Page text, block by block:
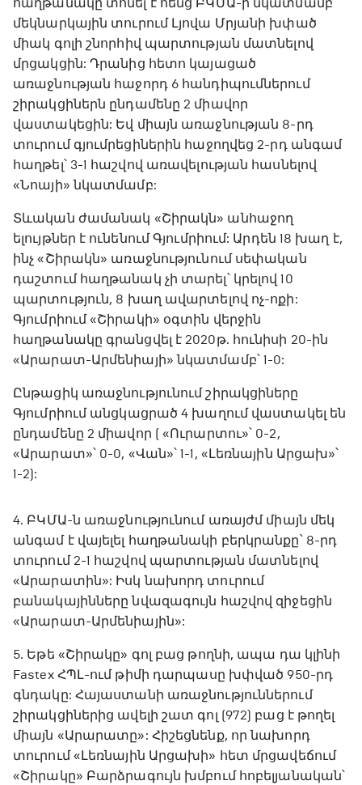
հաղթանակը տոնել է հենց ԲԿՄԱ-ի նկատմամբ՝
մեկնարկային տուրում Լյովա Մրյանի խփած
միակ գոլի շնորհիվ պարտության մատնելով
մրցակցին: Դրանից հետո կայացած
առաջնության հաջորդ 6 հանդիպումներում
շիրակցիներն ընդամենը 2 միավոր
վաստակեցին: Եվ միայն առաջնության 8-րդ
տուրում գյումրեցիներին հաջողվեց 2-րդ անգամ
հաղթել՝ 3-1 հաշվով առավելության հասնելով
«Նոայի» նկատմամբ:
Տևական ժամանակ «Շիրակն» անհաջող
ելույթներ է ունենում Գյումրիում: Արդեն 18 խաղ է,
ինչ «Շիրակն» առաջնությունում սեփական
դաշտում հաղթանակ չի տարել՝ կրելով 10
պարտություն, 8 խաղ ավարտելով ոչ-ոքի:
Գյումրիում «Շիրակի» օգտին վերջին
հաղթանակը գրանցվել է 2020թ. հունիսի 20-ին
«Արարատ-Արմենիայի» նկատմամբ՝ 1-0:
Ընթացիկ առաջնությունում շիրակցիները
Գյումրիում անցկացրած 4 խաղում վաստակել են
ընդամենը 2 միավոր ( «Ուրարտու»՝ 0-2,
«Արարատ»՝ 0-0, «Վան»՝ 1-1, «Լեռնային Արցախ»՝
1-2):
4. ԲԿՄԱ-ն առաջնությունում առայժմ միայն մեկ
անգամ է վայելել հաղթանակի բերկրանքը՝ 8-րդ
տուրում 2-1 հաշվով պարտության մատնելով
«Արարատին»: Իսկ նախորդ տուրում
բանակայինները նվազագույն հաշվով զիջեցին
«Արարատ-Արմենիային»:
5. Եթե «Շիրակը» գոլ բաց թողնի, ապա դա կլինի
Fastex ՀՊԼ-ում թիմի դարպասը խփված 950-րդ
գնդակը: Հայաստանի առաջնություններում
շիրակցիներից ավելի շատ գոլ (972) բաց է թողել
միայն «Արարատը»: Հիշեցնենք, որ նախորդ
տուրում «Լեռնային Արցախի» հետ մրցավեճում
«Շիրակը» Բարձրագույն խմբում հոբելյանական՝